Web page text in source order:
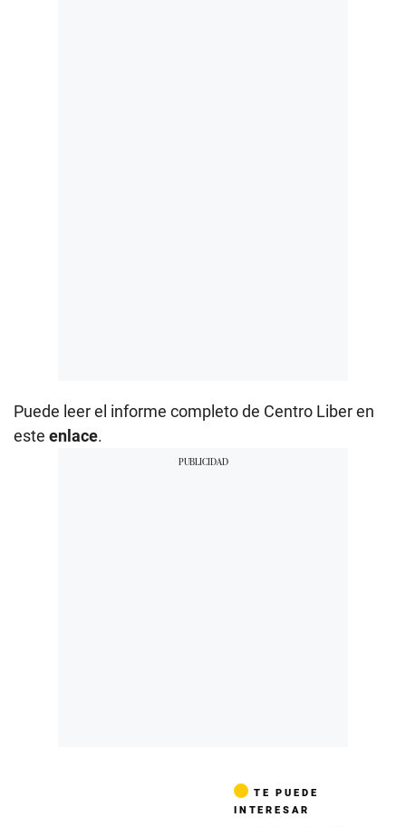
Puede leer el informe completo de Centro Liber en
este enlace.
TE PUEDE
INTERESAR